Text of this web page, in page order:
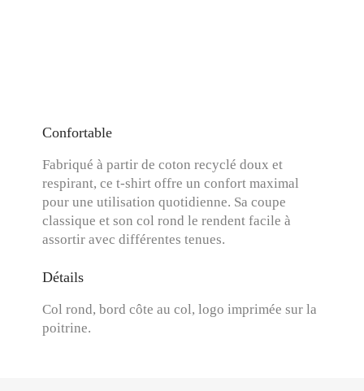
Confortable
Fabriqué à partir de coton recyclé doux et
respirant, ce t-shirt offre un confort maximal
pour une utilisation quotidienne. Sa coupe
classique et son col rond le rendent facile à
assortir avec différentes tenues.
Détails
Col rond, bord côte au col, logo imprimée sur la
poitrine.